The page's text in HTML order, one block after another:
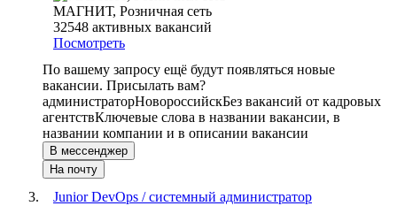
МАГНИТ, Розничная сеть
32548 активных вакансий
Посмотреть
По вашему запросу ещё будут появляться новые
вакансии. Присылать вам?
администраторНовороссийскБез вакансий от кадровых
агентствКлючевые слова в названии вакансии, в
названии компании и в описании вакансии
В мессенджер
На почту
Junior DevOps / системный администратор